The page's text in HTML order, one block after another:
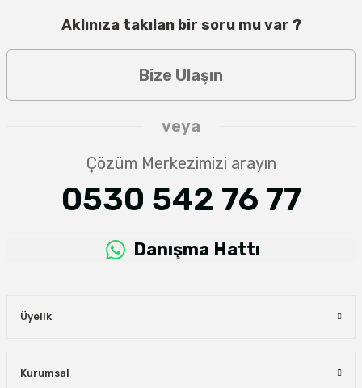
Aklınıza takılan bir soru mu var ?
Bize Ulaşın
veya
Çözüm Merkezimizi arayın
0530 542 76 77
Danışma Hattı
Üyelik
Kurumsal